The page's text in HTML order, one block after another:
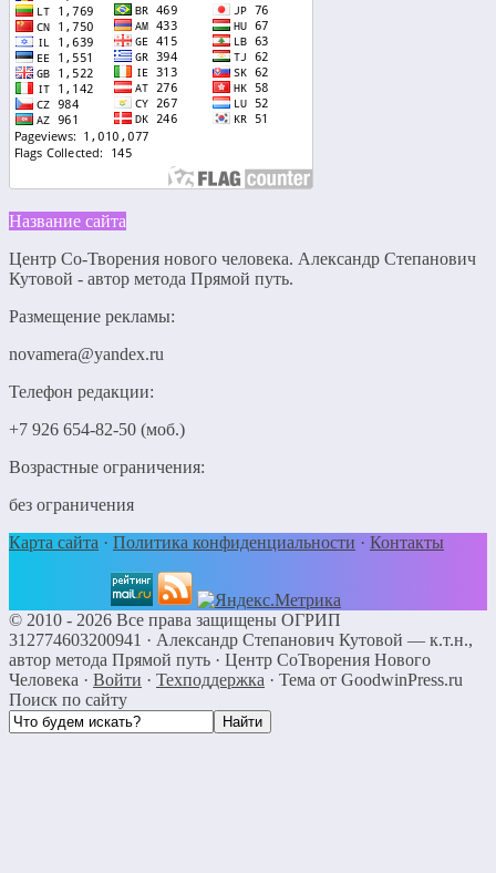
Название сайта
Центр Со-Творения нового человека. Александр Степанович
Кутовой - автор метода Прямой путь.
Размещение рекламы:
novamera@yandex.ru
Телефон редакции:
+7 926 654-82-50 (моб.)
Возрастные ограничения:
без ограничения
Карта сайта · Политика конфиденциальности · Контакты
© 2010 - 2026 Все права защищены ОГРИП
312774603200941 · Александр Степанович Кутовой — к.т.н.,
автор метода Прямой путь · Центр СоТворения Нового
Человека · Войти · Техподдержка · Тема от GoodwinPress.ru
Поиск по сайту